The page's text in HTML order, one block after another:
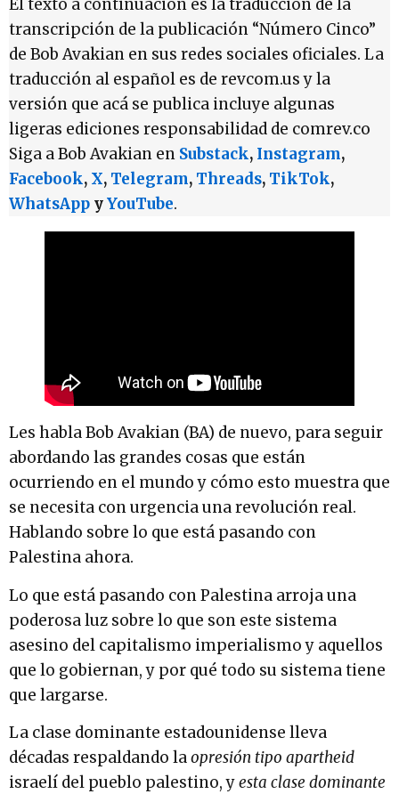
El texto a continuación es la traducción de la
transcripción de la publicación “Número Cinco”
de Bob Avakian en sus redes sociales oficiales. La
traducción al español es de revcom.us y la
versión que acá se publica incluye algunas
ligeras ediciones responsabilidad de comrev.co
Siga a Bob Avakian en Substack, Instagram,
Facebook, X, Telegram, Threads, TikTok,
WhatsApp yYouTube.
Les habla Bob Avakian (BA) de nuevo, para seguir
abordando las grandes cosas que están
ocurriendo en el mundo y cómo esto muestra que
se necesita con urgencia una revolución real.
Hablando sobre lo que está pasando con
Palestina ahora.
Lo que está pasando con Palestina arroja una
poderosa luz sobre lo que son este sistema
asesino del capitalismo imperialismo y aquellos
que lo gobiernan, y por qué todo su sistema tiene
que largarse.
La clase dominante estadounidense lleva
décadas respaldando laopresión tipo apartheid
israelí del pueblo palestino, yesta clase dominante